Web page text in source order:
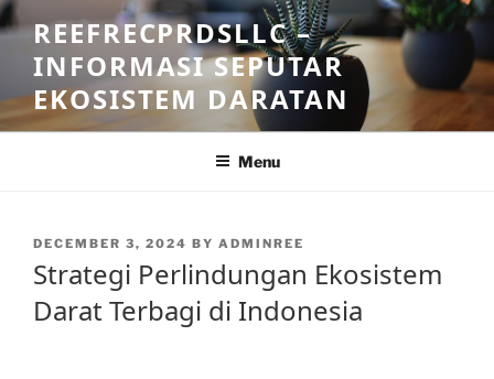
Skip
to
content
REEFRECPRDSLLC –
INFORMASI SEPUTAR
EKOSISTEM DARATAN
Menu
POSTED
DECEMBER 3, 2024 BY ADMINREE
Strategi Perlindungan Ekosistem
Darat Terbagi di Indonesia